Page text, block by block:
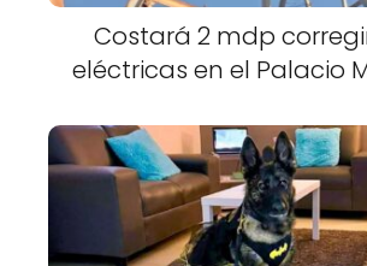
Costará 2 mdp
eléctricas en el Palacio